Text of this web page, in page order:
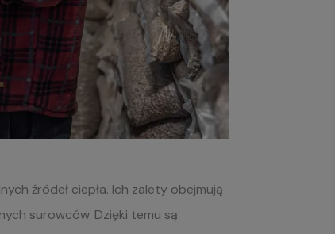
źródeł ciepła. Ich zalety obejmują
surowców. Dzięki temu są